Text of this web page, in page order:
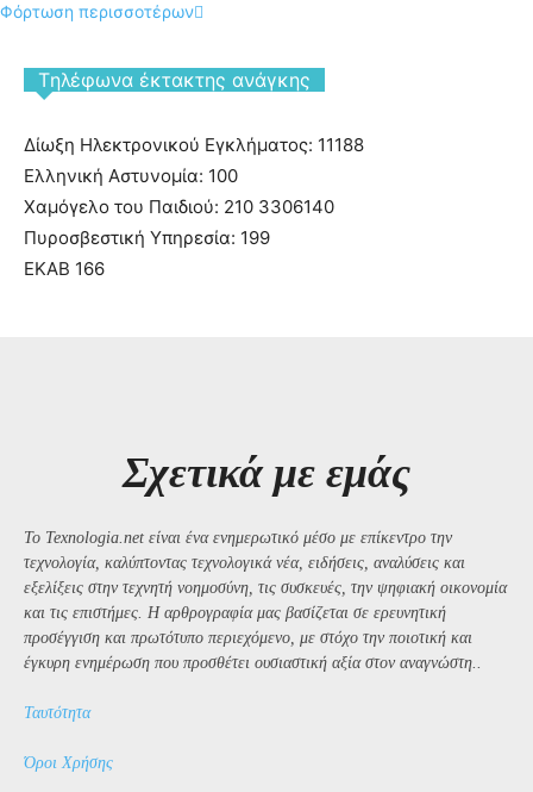
Φόρτωση περισσοτέρων
Tηλέφωνα έκτακτης ανάγκης
Δίωξη Ηλεκτρονικού Εγκλήματος: 11188
Ελληνική Αστυνομία: 100
Χαμόγελο του Παιδιού: 210 3306140
Πυροσβεστική Υπηρεσία: 199
ΕΚΑΒ 166
Σχετικά με εμάς
Το Texnologia.net είναι ένα ενημερωτικό μέσο με επίκεντρο την
τεχνολογία, καλύπτοντας τεχνολογικά νέα, ειδήσεις, αναλύσεις και
εξελίξεις στην τεχνητή νοημοσύνη, τις συσκευές, την ψηφιακή οικονομία
και τις επιστήμες. Η αρθρογραφία μας βασίζεται σε ερευνητική
προσέγγιση και πρωτότυπο περιεχόμενο, με στόχο την ποιοτική και
έγκυρη ενημέρωση που προσθέτει ουσιαστική αξία στον αναγνώστη..
Ταυτότητα
Όροι Χρήσης